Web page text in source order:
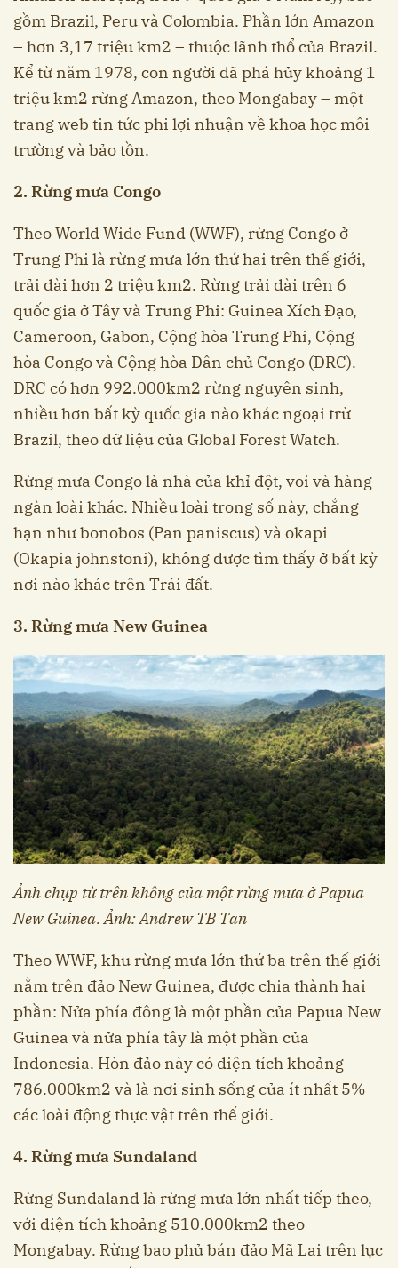
gồm Brazil, Peru và Colombia. Phần lớn Amazon
– hơn 3,17 triệu km2 – thuộc lãnh thổ của Brazil.
Kể từ năm 1978, con người đã phá hủy khoảng 1
triệu km2 rừng Amazon, theo Mongabay – một
trang web tin tức phi lợi nhuận về khoa học môi
trường và bảo tồn.
2. Rừng mưa Congo
Theo World Wide Fund (WWF), rừng Congo ở
Trung Phi là rừng mưa lớn thứ hai trên thế giới,
trải dài hơn 2 triệu km2. Rừng trải dài trên 6
quốc gia ở Tây và Trung Phi: Guinea Xích Đạo,
Cameroon, Gabon, Cộng hòa Trung Phi, Cộng
hòa Congo và Cộng hòa Dân chủ Congo (DRC).
DRC có hơn 992.000km2 rừng nguyên sinh,
nhiều hơn bất kỳ quốc gia nào khác ngoại trừ
Brazil, theo dữ liệu của Global Forest Watch.
Rừng mưa Congo là nhà của khỉ đột, voi và hàng
ngàn loài khác. Nhiều loài trong số này, chẳng
hạn như bonobos (Pan paniscus) và okapi
(Okapia johnstoni), không được tìm thấy ở bất kỳ
nơi nào khác trên Trái đất.
3. Rừng mưa New Guinea
Ảnh chụp từ trên không của một rừng mưa ở Papua
New Guinea. Ảnh: Andrew TB Tan
Theo WWF, khu rừng mưa lớn thứ ba trên thế giới
nằm trên đảo New Guinea, được chia thành hai
phần: Nửa phía đông là một phần của Papua New
Guinea và nửa phía tây là một phần của
Indonesia. Hòn đảo này có diện tích khoảng
786.000km2 và là nơi sinh sống của ít nhất 5%
các loài động thực vật trên thế giới.
4. Rừng mưa Sundaland
Rừng Sundaland là rừng mưa lớn nhất tiếp theo,
với diện tích khoảng 510.000km2 theo
Mongabay. Rừng bao phủ bán đảo Mã Lai trên lục